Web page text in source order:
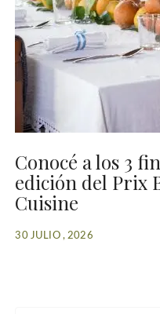
Conocé a los 3
edición del Prix
Cuisine
30 JULIO , 2026